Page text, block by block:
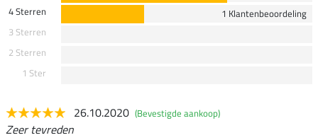
4 Sterren
1 Klantenbeoordeling
3 Sterren
2 Sterren
1 Ster
26.10.2020 (Bevestigde aankoop)
Zeer tevreden